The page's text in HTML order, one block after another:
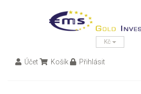
Kč
Účet Košík Přihlásit